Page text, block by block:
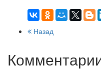
Назад